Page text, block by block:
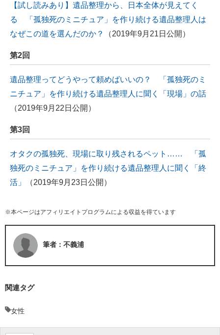
【試し読みあり】遺品整理から、日本全体が見えてく
る 「孤独死のミニチュア」を作り続ける遺品整理人は
なぜこの道を選んだのか？
（2019年9月21日公開）
第2回
遺品整理ってどうやって頼めばいいの？ 「孤独死のミ
ニチュア」を作り続ける遺品整理人に聞く「現場」の話
（2019年9月22日公開）
第3回
オタクの孤独死、現場に取り残されるペット…… 「孤
独死のミニチュア」を作り続ける遺品整理人に聞く「終
活」
（2019年9月23日公開）
※本ページはアフィリエイトプログラムによる収益を得ています
筆者：不義浦
関連タグ
女性